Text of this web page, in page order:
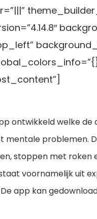
ontwikkeld welke
mentale problemen.
stoppen met roken
voornamelijk uit
De app kan